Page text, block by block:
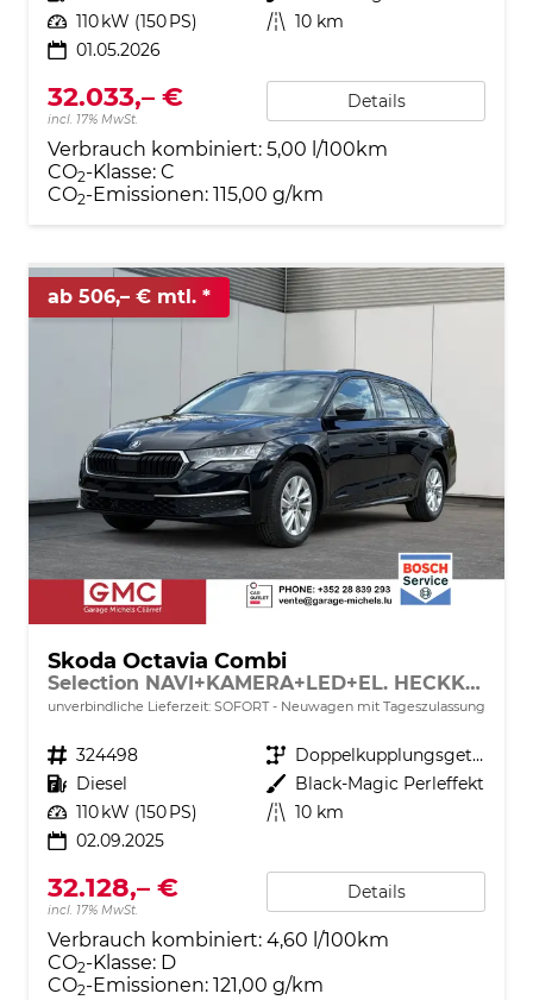
Leistung 110 kW (150 PS) Kilometerstand 10 km
01.05.2026
32.033,– €
incl. 17% MwSt.
Details
Verbrauch kombiniert: 5,00 l/100km
CO2-Klasse: C
CO2-Emissionen: 115,00 g/km
ab 506,– € mtl.
Skoda Octavia Combi
Selection NAVI+KAMERA+LED+EL. HECKKL.+SHZ
unverbindliche Lieferzeit: SOFORT Neuwagen mit Tageszulassung
Fahrzeugnr. 324498 Getriebe
Doppelkupplungsgetriebe (DSG)
Kraftstoff Diesel Außenfarbe Black-Magic Perleffekt
Leistung 110 kW (150 PS) Kilometerstand 10 km
02.09.2025
32.128,– €
incl. 17% MwSt.
Details
Verbrauch kombiniert: 4,60 l/100km
CO2-Klasse: D
CO2-Emissionen: 121,00 g/km